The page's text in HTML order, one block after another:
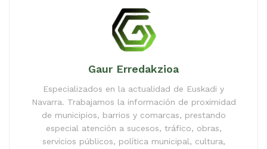
Gaur Erredakzioa
Especializados en la actualidad de Euskadi y
Navarra. Trabajamos la información de proximidad
de municipios, barrios y comarcas, prestando
especial atención a sucesos, tráfico, obras,
servicios públicos, política municipal, cultura,